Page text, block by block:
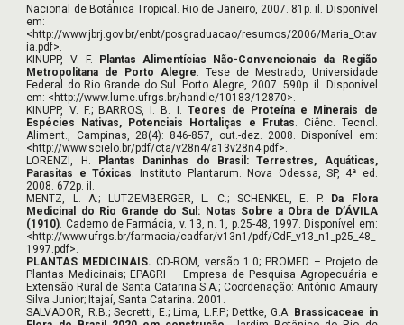
Nacional de Botânica Tropical. Rio de Janeiro, 2007. 81p. il. Disponível
em:
<http://www.jbrj.gov.br/enbt/posgraduacao/resumos/2006/Maria_Otav
ia.pdf>.
KINUPP, V. F.
Plantas Alimentícias Não-Convencionais da Região
Metropolitana de Porto Alegre. Tese de Mestrado, Universidade
Federal do Rio Grande do Sul. Porto Alegre, 2007. 590p. il. Disponível
em: <http://www.lume.ufrgs.br/handle/10183/12870>.
KINUPP, V. F.; BARROS, I. B. I. Teores de Proteína e Minerais de
Espécies Nativas, Potenciais Hortaliças e Frutas. Ciênc. Tecnol.
Aliment., Campinas, 28(4): 846-857, out.-dez. 2008. Disponível em:
<http://www.scielo.br/pdf/cta/v28n4/a13v28n4.pdf>.
LORENZI, H.
Plantas Daninhas do Brasil: Terrestres, Aquáticas,
Parasitas e Tóxicas. Instituto Plantarum. Nova Odessa, SP, 4ª ed.
2008. 672p. il.
MENTZ, L. A.; LUTZEMBERGER, L. C.; SCHENKEL, E. P.
Da Flora
Medicinal do Rio Grande do Sul: Notas Sobre a Obra de D’ÁVILA
(1910). Caderno de Farmácia, v. 13, n. 1, p.25-48, 1997. Disponível em:
<http://www.ufrgs.br/farmacia/cadfar/v13n1/pdf/CdF_v13_n1_p25_48_
1997.pdf>.
PLANTAS MEDICINAIS. CD-ROM, versão 1.0; PROMED – Projeto de
Plantas Medicinais; EPAGRI – Empresa de Pesquisa Agropecuária e
Extensão Rural de Santa Catarina S.A.; Coordenação: Antônio Amaury
Silva Junior; Itajaí, Santa Catarina. 2001.
SALVADOR, R.B.; Secretti, E.; Lima, L.F.P.; Dettke, G.A. Brassicaceae in